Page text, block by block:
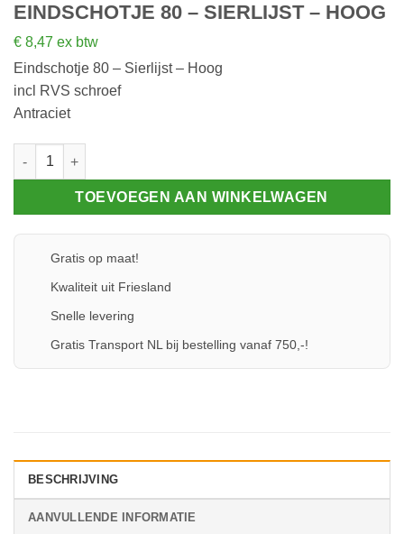
EINDSCHOTJE 80 – SIERLIJST – HOOG
€ 8,47 ex btw
Eindschotje 80 – Sierlijst – Hoog
incl RVS schroef
Antraciet
Eindschotje 80 - Sierlijst - Hoog aantal
TOEVOEGEN AAN WINKELWAGEN
Gratis op maat!
Kwaliteit uit Friesland
Snelle levering
Gratis Transport NL bij bestelling vanaf 750,-!
BESCHRIJVING
AANVULLENDE INFORMATIE